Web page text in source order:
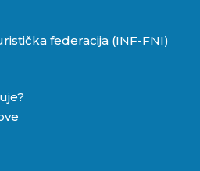
federacija (INF-FNI)